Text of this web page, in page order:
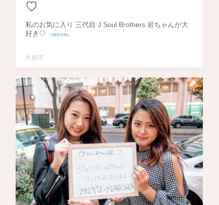
♡
私のお気に入り 三代目 J Soul Brothers 岩ちゃんが大
好き♡
＞続きを読む
札幌市